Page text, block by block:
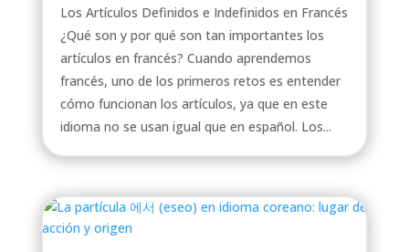
Los Artículos Definidos e Indefinidos en Francés
¿Qué son y por qué son tan importantes los
artículos en francés? Cuando aprendemos
francés, uno de los primeros retos es entender
cómo funcionan los artículos, ya que en este
idioma no se usan igual que en español. Los...